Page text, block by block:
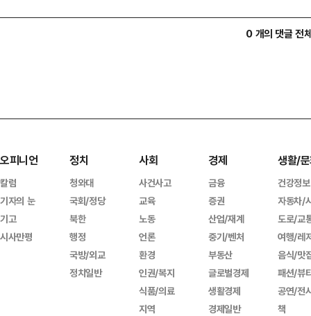
0 개의 댓글 전
오피니언
칼럼
기자의 눈
기고
시사만평
정치
청와대
국회/정당
북한
행정
국방/외교
정치일반
사회
사건사고
교육
노동
언론
환경
인권/복지
식품/의료
지역
경제
금융
증권
산업/재계
중기/벤처
부동산
글로벌경제
생활경제
경제일반
생활/
건강정보
자동차/
도로/교
여행/레
음식/맛
패션/뷰
공연/전
책